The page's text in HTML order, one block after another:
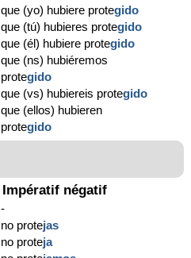
que (yo) hubiere protegido
que (tú) hubieres protegido
que (él) hubiere protegido
que (ns) hubiéremos
protegido
que (vs) hubiereis protegido
que (ellos) hubieren
protegido
Impératif négatif
-
no protejas
no proteja